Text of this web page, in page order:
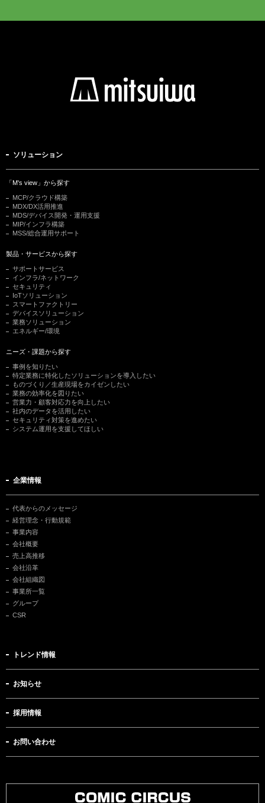
ソリューション
「M's view」から探す
MCP/クラウド構築
MDX/DX活用推進
MDS/デバイス開発・運用支援
MIP/インフラ構築
MSS/総合運用サポート
製品・サービスから探す
サポートサービス
インフラ/ネットワーク
セキュリティ
IoTソリューション
スマートファクトリー
デバイスソリューション
業務ソリューション
エネルギー/環境
ニーズ・課題から探す
事例を知りたい
特定業務に特化したソリューションを導入したい
ものづくり／生産現場をカイゼンしたい
業務の効率化を図りたい
営業力・顧客対応力を向上したい
社内のデータを活用したい
セキュリティ対策を進めたい
システム運用を支援してほしい
企業情報
代表からのメッセージ
経営理念・行動規範
事業内容
会社概要
売上高推移
会社沿革
会社組織図
事業所一覧
グループ
CSR
トレンド情報
お知らせ
採用情報
お問い合わせ